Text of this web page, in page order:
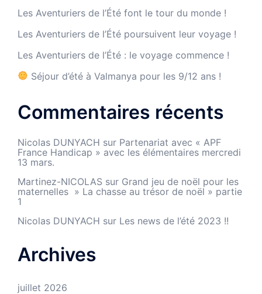
Les Aventuriers de l’Été font le tour du monde !
Les Aventuriers de l’Été poursuivent leur voyage !
Les Aventuriers de l’Été : le voyage commence !
Séjour d’été à Valmanya pour les 9/12 ans !
Commentaires récents
Nicolas DUNYACH sur Partenariat avec « APF
France Handicap » avec les élémentaires mercredi
13 mars.
Martinez-NICOLAS sur Grand jeu de noël pour les
maternelles » La chasse au trésor de noël » partie
1
Nicolas DUNYACH sur Les news de l’été 2023 !!
Archives
juillet 2026